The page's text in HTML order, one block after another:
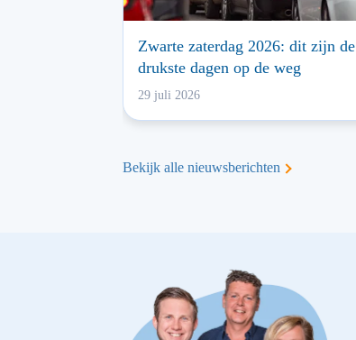
Zwarte zaterdag 2026: dit zijn de
drukste dagen op de weg
29 juli 2026
Bekijk alle nieuwsberichten